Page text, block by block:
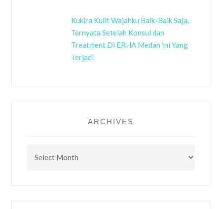
Kukira Kulit Wajahku Baik-Baik Saja,
Ternyata Setelah Konsul dan
Treatment Di ERHA Medan Ini Yang
Terjadi
ARCHIVES